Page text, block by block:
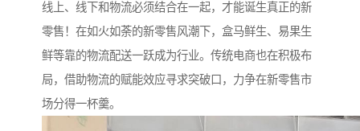
线上、线下和物流必须结合在一起，才能诞生真正的新
零售！在如火如荼的新零售风潮下，盒马鲜生、易果生
鲜等靠的物流配送一跃成为行业。传统电商也在积极布
局，借助物流的赋能效应寻求突破口，力争在新零售市
场分得一杯羹。